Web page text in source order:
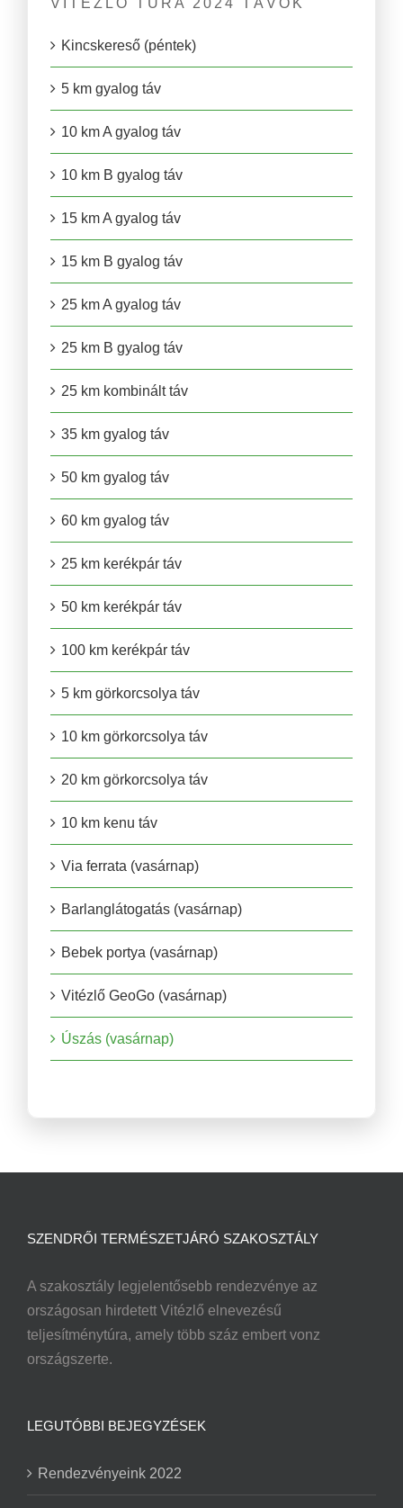
VITÉZLŐ TÚRA 2024 TÁVOK
Kincskereső (péntek)
5 km gyalog táv
10 km A gyalog táv
10 km B gyalog táv
15 km A gyalog táv
15 km B gyalog táv
25 km A gyalog táv
25 km B gyalog táv
25 km kombinált táv
35 km gyalog táv
50 km gyalog táv
60 km gyalog táv
25 km kerékpár táv
50 km kerékpár táv
100 km kerékpár táv
5 km görkorcsolya táv
10 km görkorcsolya táv
20 km görkorcsolya táv
10 km kenu táv
Via ferrata (vasárnap)
Barlanglátogatás (vasárnap)
Bebek portya (vasárnap)
Vitézlő GeoGo (vasárnap)
Úszás (vasárnap)
SZENDRŐI TERMÉSZETJÁRÓ SZAKOSZTÁLY
A szakosztály legjelentősebb rendezvénye az
országosan hirdetett Vitézlő elnevezésű
teljesítménytúra, amely több száz embert vonz
országszerte.
LEGUTÓBBI BEJEGYZÉSEK
Rendezvényeink 2022